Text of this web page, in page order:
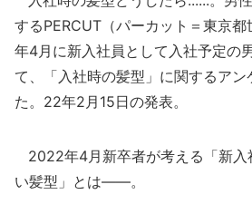
するPERCUT（パーカット＝東京
年4月に新入社員として入社予定の
て、「入社時の髪型」に関するア
た。22年2月15日の発表。
2022年4月新卒者が考える「新入
い髪型」とは――。